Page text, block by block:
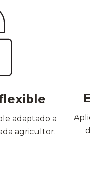
adaptado a
agricultor.